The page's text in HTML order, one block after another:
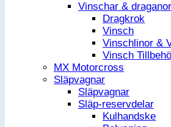
Vinschar &
Dragkrok
Vinsch
Vinschlinor &
Vinsch
MX Motorcross
Släpvagnar
Släpvagnar
Släp-reservdelar
Kulhandske